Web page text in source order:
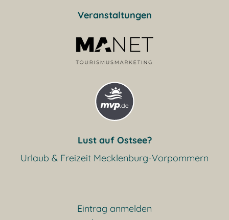
Veranstaltungen
Lust auf Ostsee?
Urlaub & Freizeit Mecklenburg-Vorpommern
Eintrag anmelden